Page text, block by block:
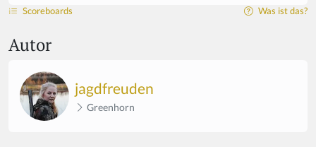
Scoreboards Was ist das?
Autor
jagdfreuden
Greenhorn